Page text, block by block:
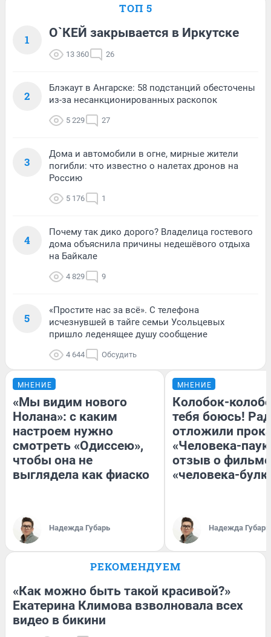
ТОП 5
1 О`КЕЙ закрывается в Иркутске
13 360 26
2
Блэкаут в Ангарске: 58 подстанций обесточены
из-за несанкционированных раскопок
5 229 27
3
Дома и автомобили в огне, мирные жители
погибли: что известно о налетах дронов на
Россию
5 176 1
4
Почему так дико дорого? Владелица гостевого
дома объяснила причины недешёвого отдыха
на Байкале
4 829 9
5
«Простите нас за всё». С телефона
исчезнувшей в тайге семьи Усольцевых
пришло леденящее душу сообщение
4 644 Обсудить
МНЕНИЕ
«Мы видим нового
Нолана»: с каким
настроем нужно
смотреть «Одиссею»,
чтобы она не
выглядела как фиаско
Надежда Губарь
МНЕНИЕ
Колобок-
тебя боюсь!
отложили
«Человека-
отзыв о
«человека-
Надежда Губарь
РЕКОМЕНДУЕМ
«Как можно быть такой красивой?»
Екатерина Климова взволновала всех
видео в бикини